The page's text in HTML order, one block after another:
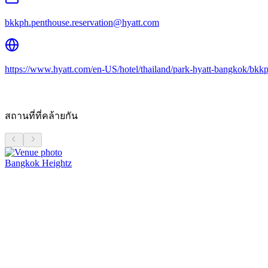
bkkph.penthouse.reservation@hyatt.com
https://www.hyatt.com/en-US/hotel/thailand/park-hyatt-bangkok/
สถานที่ที่คล้ายกัน
Bangkok Heightz